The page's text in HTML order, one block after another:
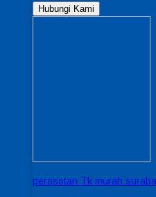
Hubungi Kami
perosotan Tk murah